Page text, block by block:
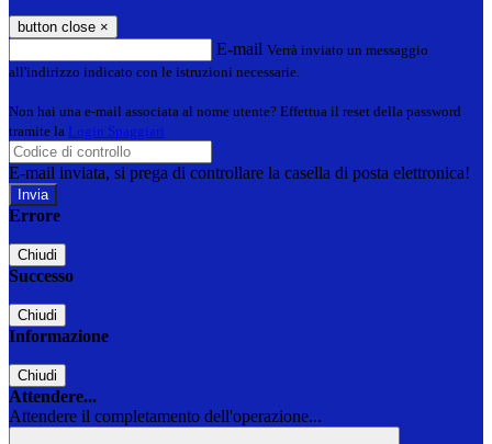
button close ×
E-mail Verrà inviato un messaggio
all'indirizzo indicato con le istruzioni necessarie.
Non hai una e-mail associata al nome utente? Effettua il reset della password
tramite la Login Spaggiari
E-mail inviata, si prega di controllare la casella di posta elettronica!
Errore
Chiudi
Successo
Chiudi
Informazione
Chiudi
Attendere...
Attendere il completamento dell'operazione...